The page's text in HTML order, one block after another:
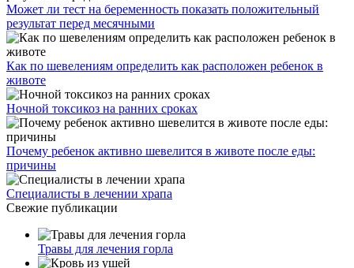
Может ли тест на беременность показать положительный
результат перед месячными
Как по шевелениям определить как расположен ребенок в
животе
Ночной токсикоз на ранних сроках
Почему ребенок активно шевелится в животе после еды:
причины
Специалисты в лечении храпа
Свежие публикации
Травы для лечения горла